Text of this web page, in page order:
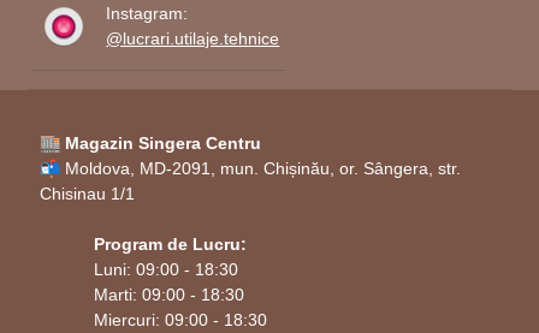
Instagram:
@lucrari.utilaje.tehnice
🏬 Magazin Singera Centru
📬 Moldova, MD-2091, mun. Chișinău, or. Sângera, str.
Chisinau 1/1
Program de Lucru:
Luni: 09:00 - 18:30
Marti: 09:00 - 18:30
Miercuri: 09:00 - 18:30